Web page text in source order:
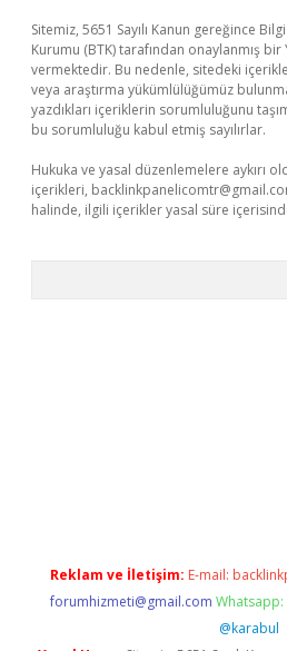
Sitemiz, 5651 Sayılı Kanun gereğince
Kurumu (BTK) tarafından onaylanmış bir
vermektedir. Bu nedenle, sitedeki
veya araştırma yükümlülüğümüz
yazdıkları içeriklerin sorumluluğunu
bu sorumluluğu kabul etmiş sayılırlar.
Hukuka ve yasal düzenlemelere aykırı
içerikleri,
halinde, ilgili içerikler yasal süre
Reklam ve İletişim: E-mail:
forumhizmeti@gmail.com Whatsapp:
@karabul